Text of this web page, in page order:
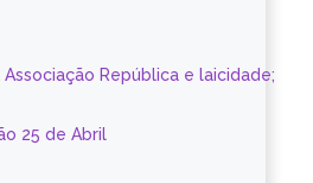
República e laicidade;
25 de Abril